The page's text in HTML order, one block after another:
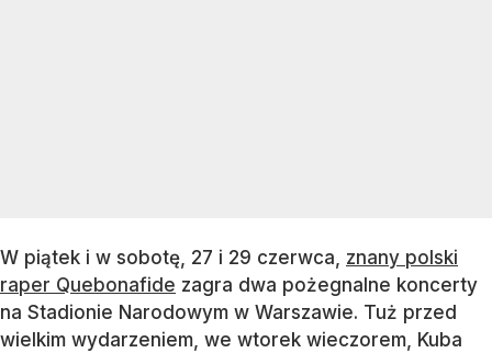
W piątek i w sobotę, 27 i 29 czerwca, znany polski
raper Quebonafide zagra dwa pożegnalne koncerty
na Stadionie Narodowym w Warszawie. Tuż przed
wielkim wydarzeniem, we wtorek wieczorem, Kuba